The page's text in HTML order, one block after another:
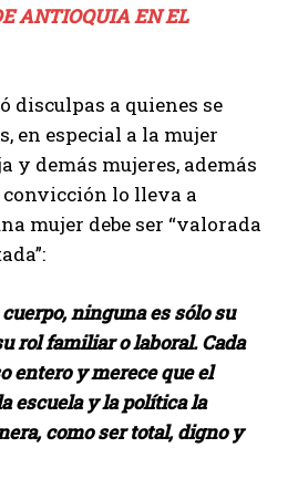
ANTIOQUIA EN EL
disculpas a quienes se
en especial a la mujer
y demás mujeres, además
convicción lo lleva a
mujer debe ser “valorada
ninguna es sólo su
rol familiar o laboral. Cada
entero y merece que el
escuela y la política la
como ser total, digno y